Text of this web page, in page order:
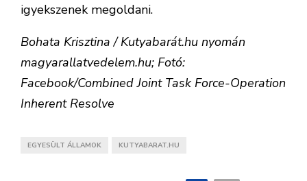
igyekszenek megoldani.
Bohata Krisztina / Kutyabarát.hu nyomán
magyarallatvedelem.hu; Fotó:
Facebook/Combined Joint Task Force-Operation
Inherent Resolve
EGYESÜLT ÁLLAMOK KUTYABARAT.HU